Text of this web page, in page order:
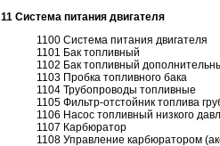
11 Система питания двигателя
1100 Система питания двигателя
1101 Бак топливный
1102 Бак топливный
1103 Пробка топливного бака
1104 Трубопроводы топливные
1105 Фильтр-отстойник топлива
1106 Насос топливный низкого
1107 Карбюратор
1108 Управление карбюратором